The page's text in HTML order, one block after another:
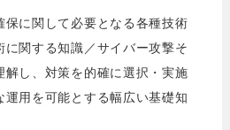
保に関して必要となる各種技術
関する知識／サイバー攻撃そ
解し、対策を的確に選択・実施
運用を可能とする幅広い基礎知